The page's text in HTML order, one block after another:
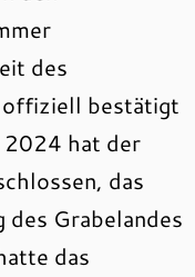
des
offiziell bestätigt
hat der
das
Grabelandes
das